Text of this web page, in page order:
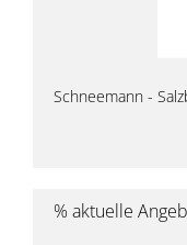
Schneemann -
% aktuelle